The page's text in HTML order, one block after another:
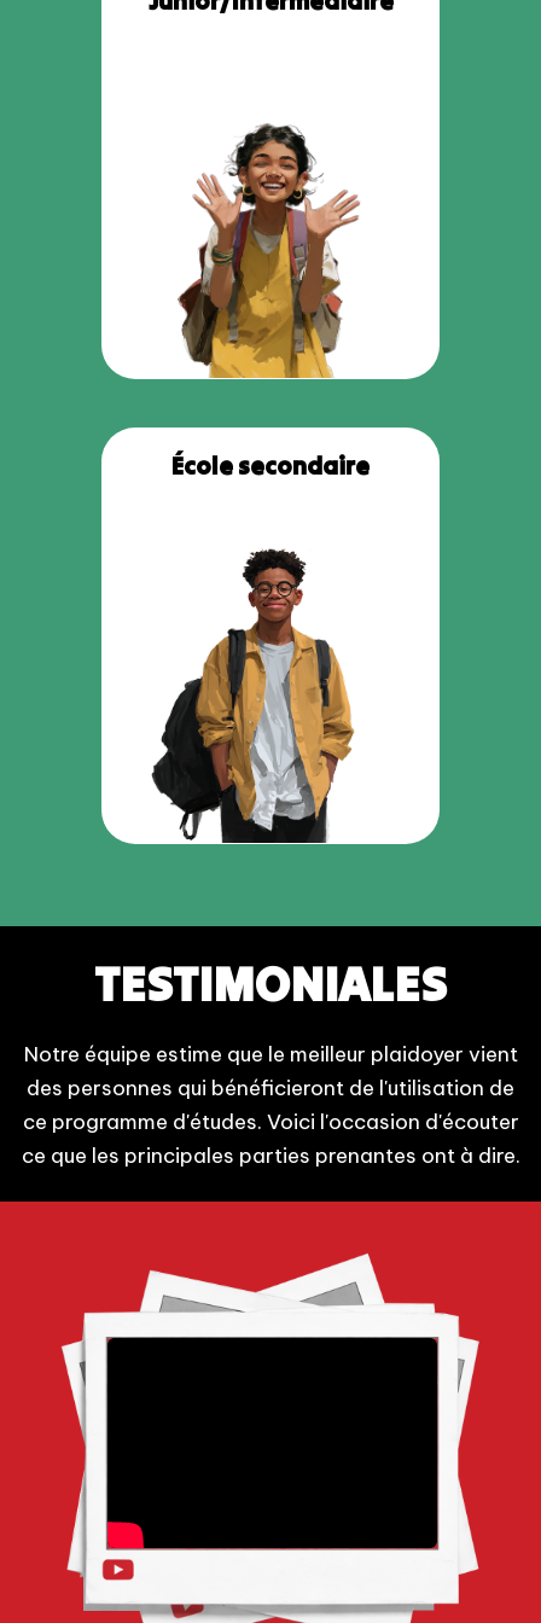
École secondaire
TESTIMONIALES
Notre équipe estime que le meilleur plaidoyer vient
des personnes qui bénéficieront de l'utilisation de
ce programme d'études. Voici l'occasion d'écouter
ce que les principales parties prenantes ont à dire.